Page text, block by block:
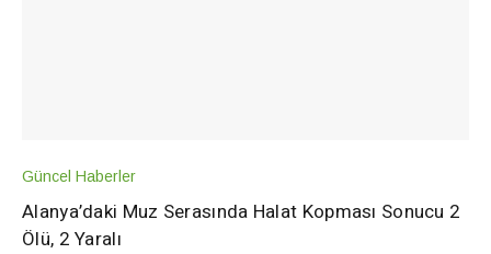
Güncel Haberler
Alanya’daki Muz Serasında Halat Kopması Sonucu 2
Ölü, 2 Yaralı